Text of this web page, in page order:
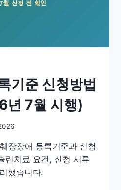
기준 신청방법
년 7월 시행)
장장애 등록기준과 신청
린치료 요건, 신청 서류
했습니다.